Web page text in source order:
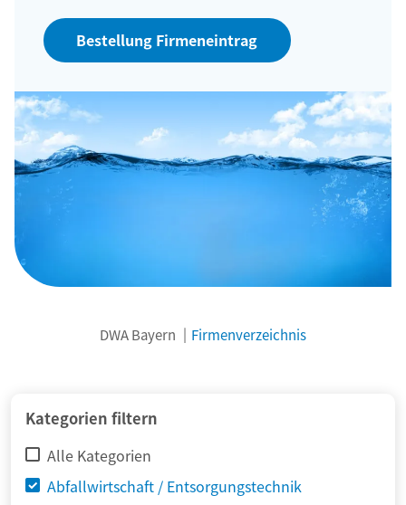
Bestellung Firmeneintrag
DWA Bayern Firmenverzeichnis
Kategorien filtern
Alle Kategorien
Abfallwirtschaft / Entsorgungstechnik